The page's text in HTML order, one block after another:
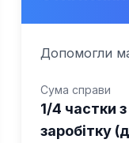
Допомогли
Сума справи
1/4 частки з
заробітку